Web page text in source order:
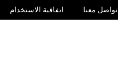
تواصل معنا اتفاقية الاستخدام